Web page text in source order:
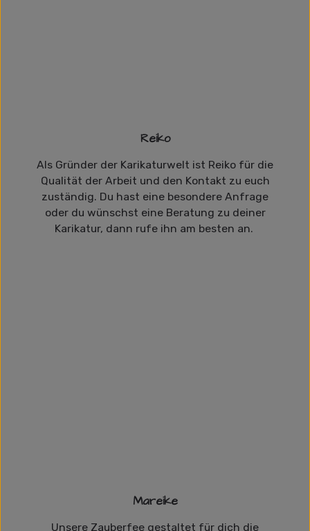
Reiko
Als Gründer der Karikaturwelt ist Reiko für die
Qualität der Arbeit und den Kontakt zu euch
zuständig. Du hast eine besondere Anfrage
oder du wünschst eine Beratung zu deiner
Karikatur, dann rufe ihn am besten an.
Mareike
Unsere Zauberfee gestaltet für dich die